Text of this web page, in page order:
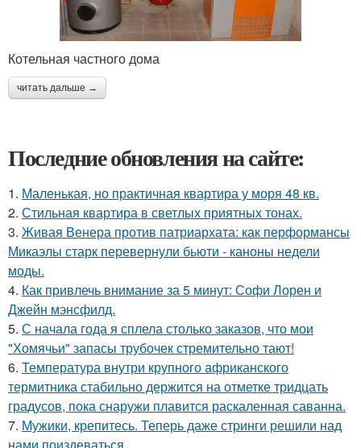
Котельная частного дома
читать дальше →
Последние обновления на сайте:
1. Маленькая, но практичная квартира у моря 48 кв.
2. Стильная квартира в светлых приятных тонах.
3. Живая Венера против патриархата: как перформансы
Микаэлы старк перевернули бьюти - каноны недели
моды.
4. Как привлечь внимание за 5 минут: Софи Лорен и
Джейн мэнсфилд.
5. С начала года я сплела столько заказов, что мои
"Хомячьи" запасы трубочек стремительно тают!
6. Температура внутри крупного африканского
термитника стабильно держится на отметке тридцать
градусов, пока снаружи плавится раскаленная саванна.
7. Мужики, крепитесь. Теперь даже стринги решили над